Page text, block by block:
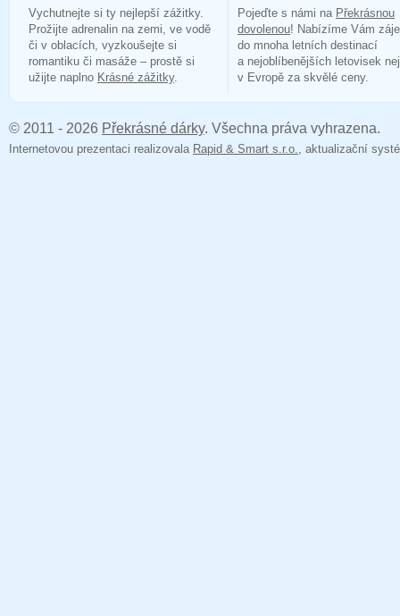
Vychutnejte si ty nejlepší zážitky.
Prožijte adrenalin na zemi, ve vodě
či v oblacích, vyzkoušejte si
romantiku či masáže – prostě si
užijte naplno Krásné zážitky.
Pojeďte s námi na Překrásnou
dovolenou! Nabízíme Vám
do mnoha letních destinací
a nejoblíbenějších letovisek
v Evropě za skvělé ceny.
© 2011 - 2026 Překrásné dárky. Všechna práva vyhrazena.
Internetovou prezentaci realizovala Rapid & Smart s.r.o. , aktualizační